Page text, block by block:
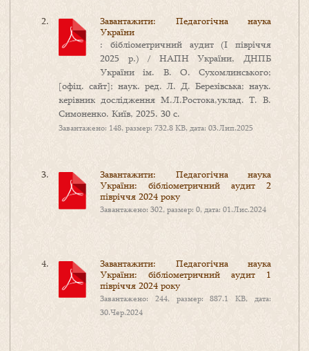
Завантажити: Педагогічна наука
України
: бібліометричний аудит (І півріччя
2025 р.) / НАПН України, ДНПБ
України ім. В. О. Сухомлинського;
[офіц. сайт]; наук. ред. Л. Д. Березівська; наук.
керівник дослідження М.Л.Ростока,уклад. Т. В.
Симоненко. Київ, 2025. 30 с.
Завантажено: 148, размер: 732.8 KB, дата: 03.Лип.2025
Завантажити: Педагогічна наука
України: бібліометричний аудит 2
півріччя 2024 року
Завантажено: 302, размер: 0, дата: 01.Лис.2024
Завантажити: Педагогічна наука
України: бібліометричний аудит 1
півріччя 2024 року
Завантажено: 244, размер: 887.1 KB, дата:
30.Чер.2024